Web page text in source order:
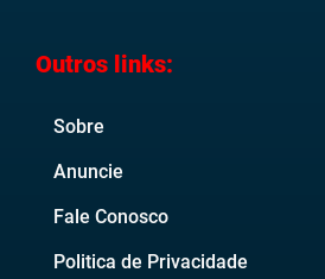
Outros links:
Sobre
Anuncie
Fale Conosco
Politica de Privacidade